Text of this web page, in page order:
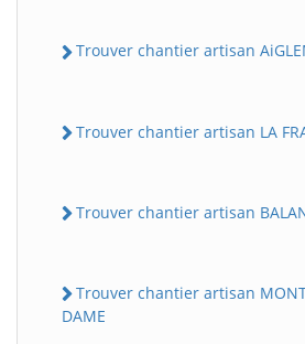
Trouver chantier artisan
Trouver chantier artisan LA
Trouver chantier artisan
Trouver chantier artisan
DAME